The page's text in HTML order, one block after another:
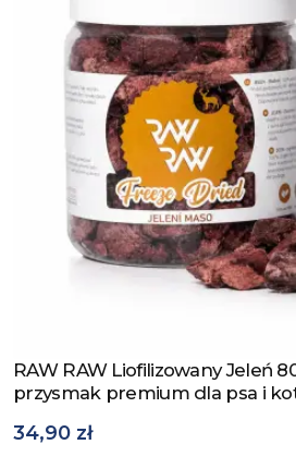
Zobacz produkt
RAW RAW Liofilizowany Jeleń
przysmak premium dla psa i
34,90 zł